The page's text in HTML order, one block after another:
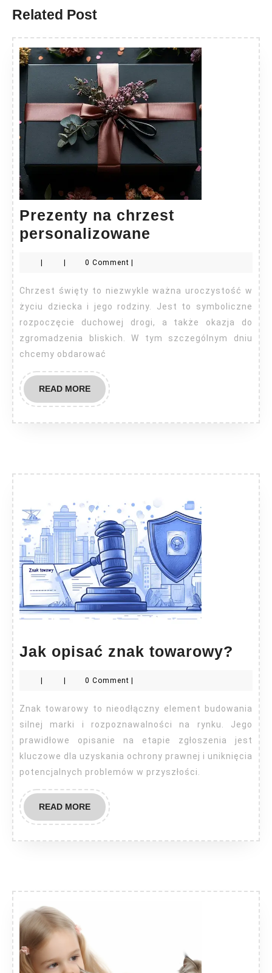
Related Post
Prezenty na chrzest
personalizowane
0 Comment
Chrzest święty to niezwykle ważna uroczystość w
życiu dziecka i jego rodziny. Jest to symboliczne
rozpoczęcie duchowej drogi, a także okazja do
zgromadzenia bliskich. W tym szczególnym dniu
chcemy obdarować
READ MOREREAD
MORE
Jak opisać znak towarowy? Jak
znak
| | 0 Comment |
Znak towarowy to nieodłączny element budowania
silnej marki i rozpoznawalności na rynku. Jego
prawidłowe opisanie na etapie zgłoszenia jest
kluczowe dla uzyskania ochrony prawnej i uniknięcia
potencjalnych problemów w przyszłości.
READ MOREREAD
MORE